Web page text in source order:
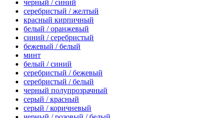
черный / синий
серебристый / желтый
красный кирпичный
белый / оранжевый
синий / серебристый
бежевый / белый
минт
белый / синий
серебристый / бежевый
серебристый / белый
черный полупрозрачный
серый / красный
серый / коричневый